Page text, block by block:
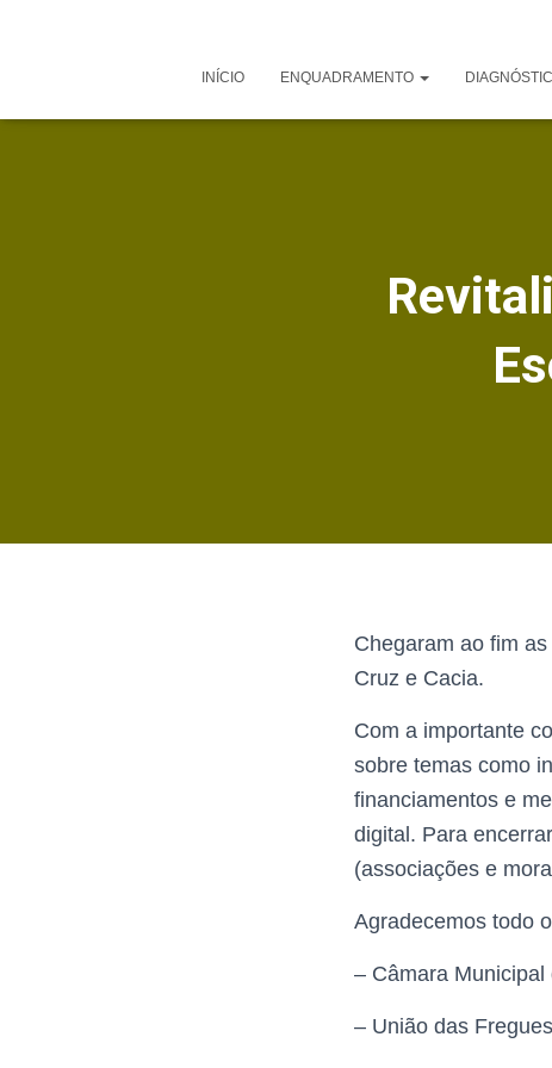
INÍCIO ENQUADRAMENTO
Chegaram ao fim
Cruz e Cacia.
Com a importante
sobre temas como
financiamentos e
digital. Para
(associações e
Agradecemos todo
– Câmara Municipal
– União das